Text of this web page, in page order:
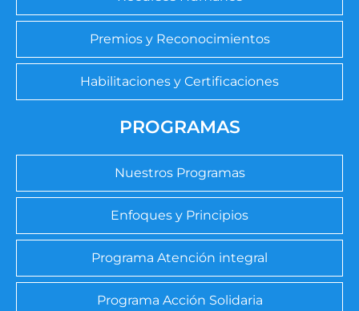
Premios y Reconocimientos
Habilitaciones y Certificaciones
PROGRAMAS
Nuestros Programas
Enfoques y Principios
Programa Atención integral
Programa Acción Solidaria